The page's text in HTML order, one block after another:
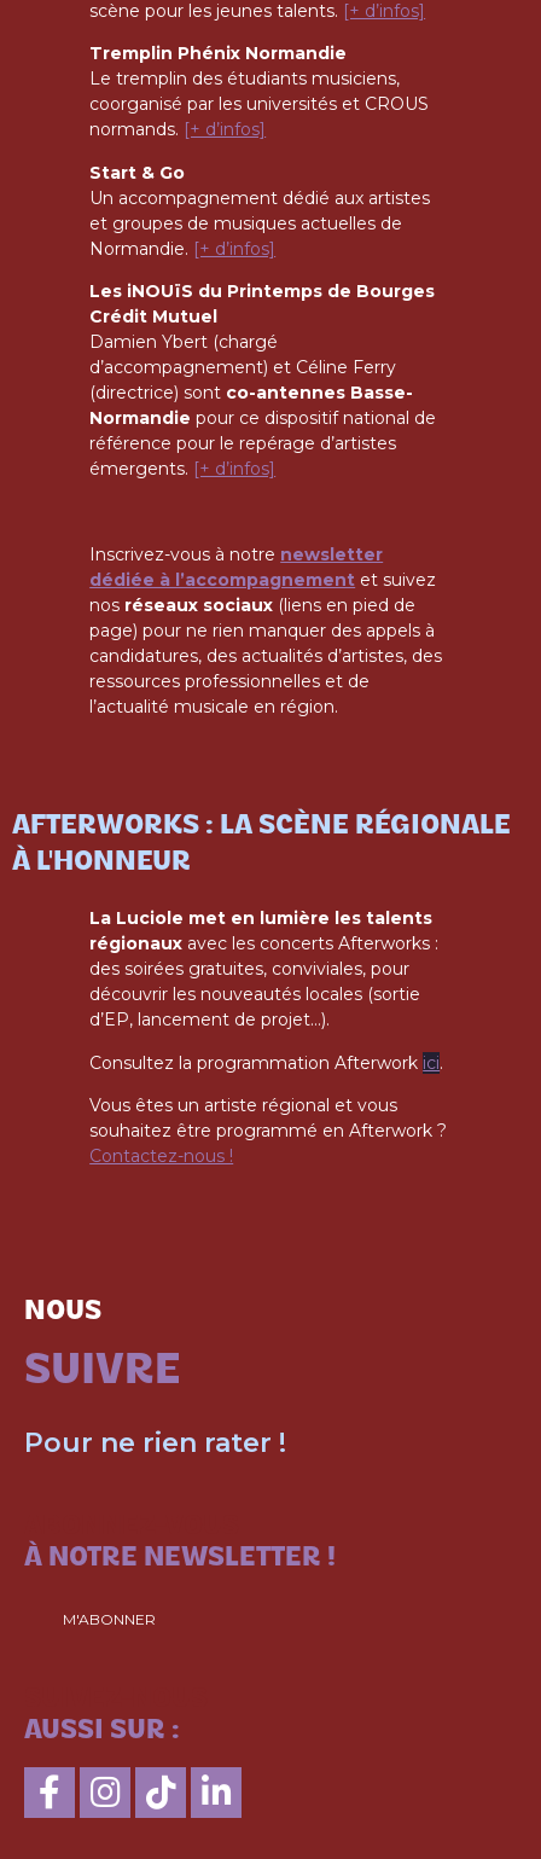
scène pour les jeunes talents. [+ d’infos]
Tremplin Phénix Normandie
Le tremplin des étudiants musiciens,
coorganisé par les universités et CROUS
normands. [+ d’infos]
Start & Go
Un accompagnement dédié aux artistes
et groupes de musiques actuelles de
Normandie. [+ d’infos]
Les iNOUïS du Printemps de Bourges
Crédit Mutuel
Damien Ybert (chargé
d’accompagnement) et Céline Ferry
(directrice) sont co-antennes Basse-
Normandie pour ce dispositif national de
référence pour le repérage d’artistes
émergents. [+ d’infos]
Inscrivez-vous à notre newsletter
dédiée à l’accompagnement et suivez
nos réseaux sociaux (liens en pied de
page) pour ne rien manquer des appels à
candidatures, des actualités d’artistes, des
ressources professionnelles et de
l’actualité musicale en région.
AFTERWORKS : LA SCÈNE RÉGIONALE
À L'HONNEUR
La Luciole met en lumière les talents
régionaux avec les concerts Afterworks :
des soirées gratuites, conviviales, pour
découvrir les nouveautés locales (sortie
d’EP, lancement de projet…).
Consultez la programmation Afterwork ici.
Vous êtes un artiste régional et vous
souhaitez être programmé en Afterwork ?
Contactez-nous !
NOUS
SUIVRE
Pour ne rien rater !
À NOTRE NEWSLETTER !
M'ABONNER
AUSSI SUR :